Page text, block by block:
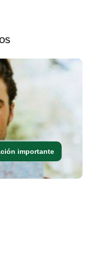
importante